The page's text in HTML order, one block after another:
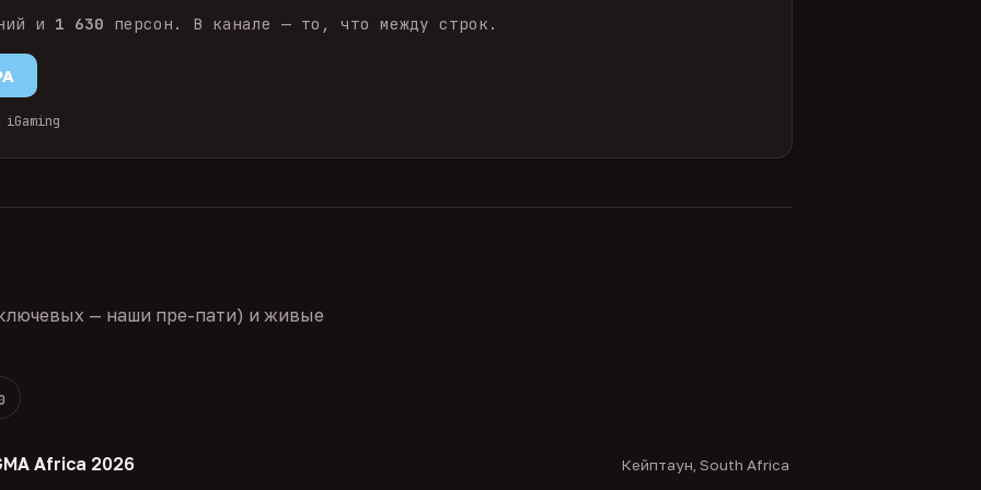
и 1 630 персон. В канале — то, что между строк.
— наши пре-пати) и живые
Africa 2026 Кейптаун, South Africa